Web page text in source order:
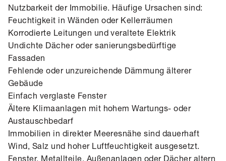
Nutzbarkeit der Immobilie. Häufige Ursachen sind:
Feuchtigkeit in Wänden oder Kellerräumen
Korrodierte Leitungen und veraltete Elektrik
Undichte Dächer oder sanierungsbedürftige
Fassaden
Fehlende oder unzureichende Dämmung älterer
Gebäude
Einfach verglaste Fenster
Ältere Klimaanlagen mit hohem Wartungs- oder
Austauschbedarf
Immobilien in direkter Meeresnähe sind dauerhaft
Wind, Salz und hoher Luftfeuchtigkeit ausgesetzt.
Fenster, Metallteile, Außenanlagen oder Dächer altern